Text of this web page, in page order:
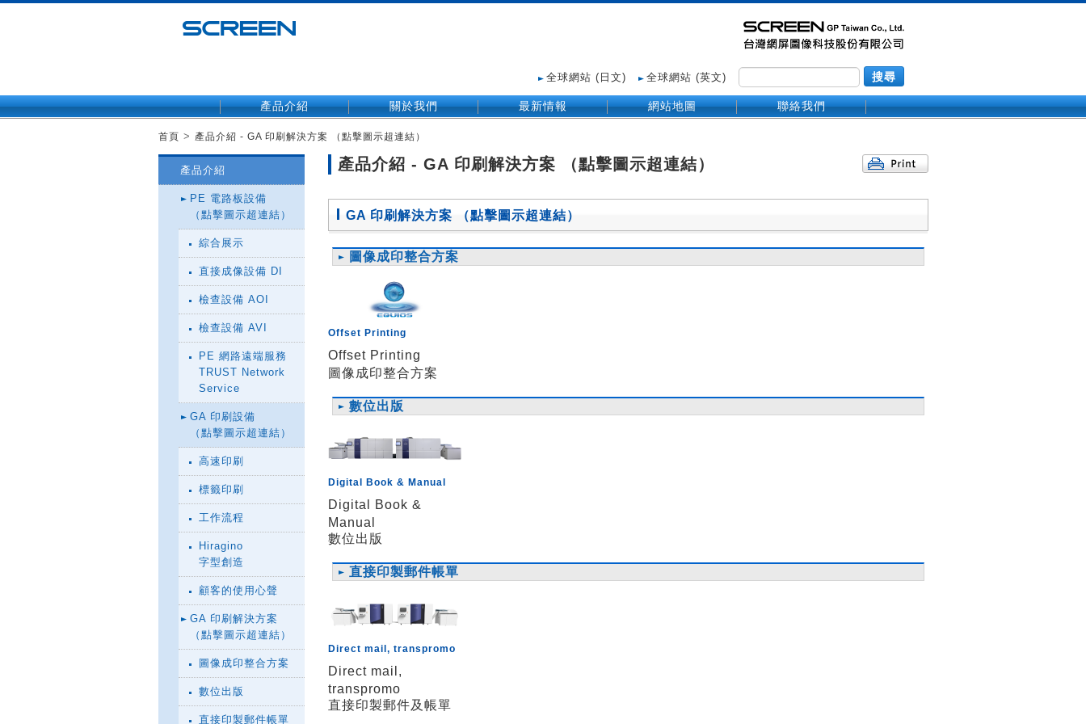
全球網站 (日文) 全球網站 (英文) 搜尋
產品介紹 關於我們 最新情報 網站地圖 聯絡我們
首頁 > 產品介紹 - GA 印刷解決方案 （點擊圖示超連結）
產品介紹
PE 電路板設備
（點擊圖示超連結）
綜合展示
直接成像設備 DI
檢查設備 AOI
檢查設備 AVI
PE 網路遠端服務
TRUST Network
Service
GA 印刷設備
（點擊圖示超連結）
高速印刷
標籤印刷
工作流程
Hiragino
字型創造
顧客的使用心聲
GA 印刷解決方案
（點擊圖示超連結）
圖像成印整合方案
數位出版
直接印製郵件帳單
產品介紹 - GA 印刷解決方案 （點擊圖示超連結）
GA 印刷解決方案 （點擊圖示超連結）
圖像成印整合方案
Offset Printing
Offset Printing
圖像成印整合方案
數位出版
Digital Book & Manual
Digital Book &
Manual
數位出版
直接印製郵件帳單
Direct mail, transpromo
Direct mail,
transpromo
直接印製郵件及帳單